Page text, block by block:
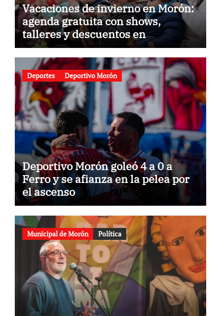
Vacaciones de invierno en Morón:
agenda gratuita con shows,
talleres y descuentos en
gastronomía
Deportes Deportivo Morón
Deportivo Morón goleó 4 a 0 a
Ferro y se afianza en la pelea por
el ascenso
Municipal de Morón Política